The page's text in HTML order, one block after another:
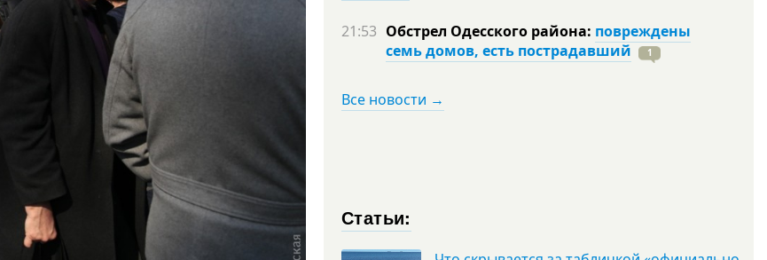
21:53 Обстрел Одесского района: повреждены
семь домов, есть пострадавший
1
Все новости →
Статьи: